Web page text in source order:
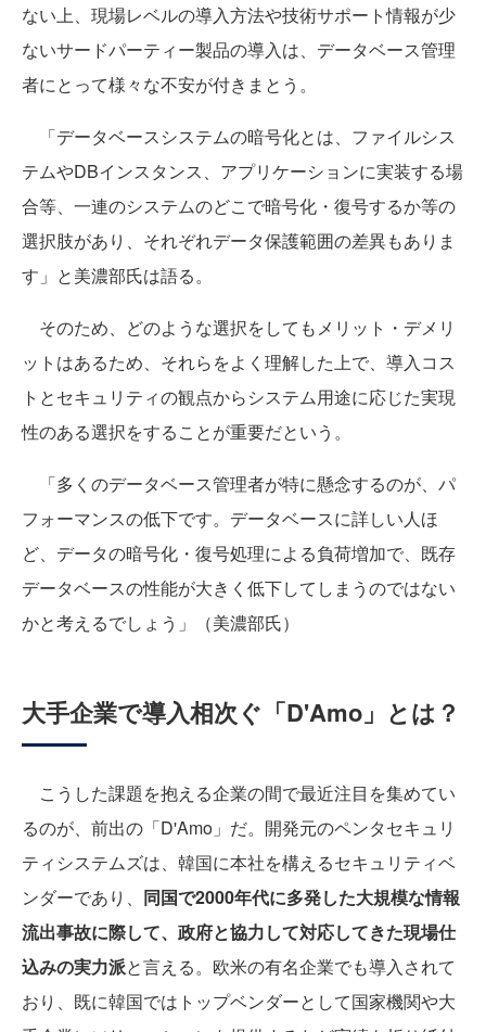
ない上、現場レベルの導入方法や技術サポート情報が少
ないサードパーティー製品の導入は、データベース管理
者にとって様々な不安が付きまとう。
「データベースシステムの暗号化とは、ファイルシス
テムやDBインスタンス、アプリケーションに実装する場
合等、一連のシステムのどこで暗号化・復号するか等の
選択肢があり、それぞれデータ保護範囲の差異もありま
す」と美濃部氏は語る。
そのため、どのような選択をしてもメリット・デメリ
ットはあるため、それらをよく理解した上で、導入コス
トとセキュリティの観点からシステム用途に応じた実現
性のある選択をすることが重要だという。
「多くのデータベース管理者が特に懸念するのが、パ
フォーマンスの低下です。データベースに詳しい人ほ
ど、データの暗号化・復号処理による負荷増加で、既存
データベースの性能が大きく低下してしまうのではない
かと考えるでしょう」（美濃部氏）
大手企業で導入相次ぐ「D'Amo」とは？
こうした課題を抱える企業の間で最近注目を集めてい
るのが、前出の「D'Amo」だ。開発元のペンタセキュリ
ティシステムズは、韓国に本社を構えるセキュリティベ
ンダーであり、 同国で2000年代に多発した大規模な情報
流出事故に際して、政府と協力して対応してきた現場仕
込みの実力派と言える。欧米の有名企業でも導入されて
おり、既に韓国ではトップベンダーとして国家機関や大